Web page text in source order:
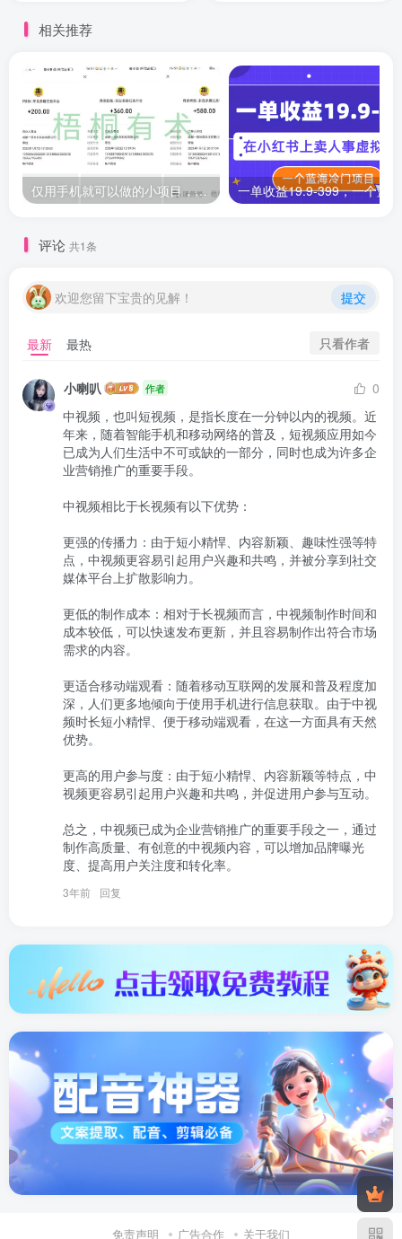
相关推荐
仅用手机就可以做的小项目，当天就能见钱，每天100-300
评论 共1条
欢迎您留下宝贵的见解！ 提交
最新 最热 只看作者
小喇叭 作者
0
中视频，也叫短视频，是指长度在一分钟以内的视频。近
年来，随着智能手机和移动网络的普及，短视频应用如今
已成为人们生活中不可或缺的一部分，同时也成为许多企
业营销推广的重要手段。
中视频相比于长视频有以下优势：
更强的传播力：由于短小精悍、内容新颖、趣味性强等特
点，中视频更容易引起用户兴趣和共鸣，并被分享到社交
媒体平台上扩散影响力。
更低的制作成本：相对于长视频而言，中视频制作时间和
成本较低，可以快速发布更新，并且容易制作出符合市场
需求的内容。
更适合移动端观看：随着移动互联网的发展和普及程度加
深，人们更多地倾向于使用手机进行信息获取。由于中视
频时长短小精悍、便于移动端观看，在这一方面具有天然
优势。
更高的用户参与度：由于短小精悍、内容新颖等特点，中
视频更容易引起用户兴趣和共鸣，并促进用户参与互动。
总之，中视频已成为企业营销推广的重要手段之一，通过
制作高质量、有创意的中视频内容，可以增加品牌曝光
度、提高用户关注度和转化率。
3年前 回复
免责声明 广告合作 关于我们